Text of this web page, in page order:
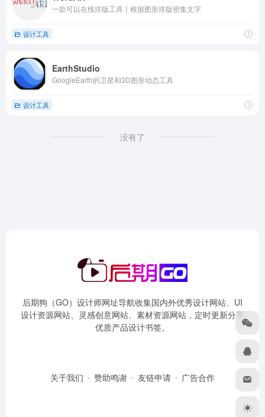
一款可以在线排版工具丨根据图形排版密集文字
设计工具
EarthStudio
GoogleEarth的卫星和3D图形动态工具
设计工具
没有了
后期狗（GO）设计师网址导航收集国内外优秀设计网站、UI
设计资源网站、灵感创意网站、素材资源网站，定时更新分享
优质产品设计书签。
关于我们 赞助鸣谢 友链申请 广告合作